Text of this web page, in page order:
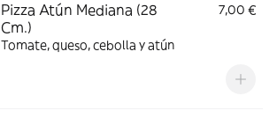
Pizza Atún Mediana (28
Cm.)
7,00 €
Tomate, queso, cebolla y atún